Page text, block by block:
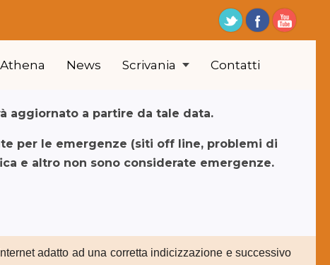
Athena News Scrivania Contatti
aggiornato a partire da tale data.
per le emergenze (siti off line, problemi di
e altro non sono considerate emergenze.
adatto ad una corretta indicizzazione e successivo